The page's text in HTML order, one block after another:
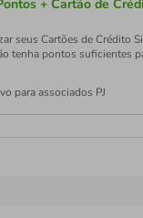
+ Cartão de
seus Cartões de Crédito
tenha pontos suficientes
para associados PJ